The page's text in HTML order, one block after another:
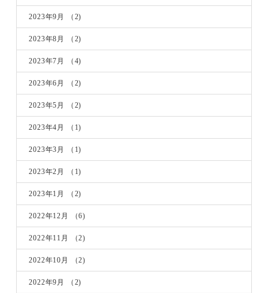
2023年9月 （2)
2023年8月 （2)
2023年7月 （4)
2023年6月 （2)
2023年5月 （2)
2023年4月 （1)
2023年3月 （1)
2023年2月 （1)
2023年1月 （2)
2022年12月 （6)
2022年11月 （2)
2022年10月 （2)
2022年9月 （2)